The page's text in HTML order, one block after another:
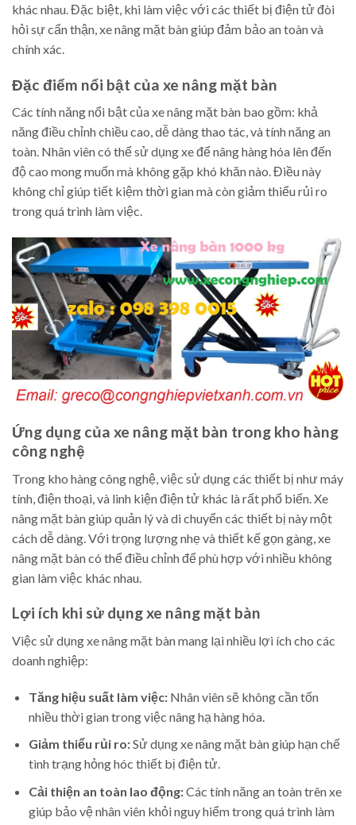
khác nhau. Đặc biệt, khi làm việc với các thiết bị điện tử đòi
hỏi sự cẩn thận, xe nâng mặt bàn giúp đảm bảo an toàn và
chính xác.
Đặc điểm nổi bật của xe nâng mặt bàn
Các tính năng nổi bật của xe nâng mặt bàn bao gồm: khả
năng điều chỉnh chiều cao, dễ dàng thao tác, và tính năng an
toàn. Nhân viên có thể sử dụng xe để nâng hàng hóa lên đến
độ cao mong muốn mà không gặp khó khăn nào. Điều này
không chỉ giúp tiết kiệm thời gian mà còn giảm thiểu rủi ro
trong quá trình làm việc.
Ứng dụng của xe nâng mặt bàn trong kho hàng
công nghệ
Trong kho hàng công nghệ, việc sử dụng các thiết bị như máy
tính, điện thoại, và linh kiện điện tử khác là rất phổ biến. Xe
nâng mặt bàn giúp quản lý và di chuyển các thiết bị này một
cách dễ dàng. Với trọng lượng nhẹ và thiết kế gọn gàng, xe
nâng mặt bàn có thể điều chỉnh để phù hợp với nhiều không
gian làm việc khác nhau.
Lợi ích khi sử dụng xe nâng mặt bàn
Việc sử dụng xe nâng mặt bàn mang lại nhiều lợi ích cho các
doanh nghiệp:
Tăng hiệu suất làm việc:Nhân viên sẽ không cần tốn
nhiều thời gian trong việc nâng hạ hàng hóa.
Giảm thiểu rủi ro:Sử dụng xe nâng mặt bàn giúp hạn chế
tình trạng hỏng hóc thiết bị điện tử.
Cải thiện an toàn lao động:Các tính năng an toàn trên xe
giúp bảo vệ nhân viên khỏi nguy hiểm trong quá trình làm